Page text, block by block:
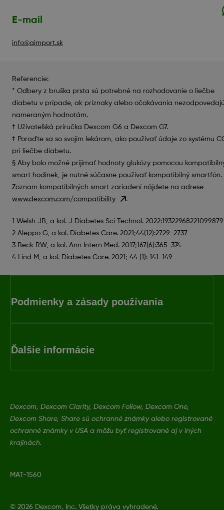
E-mail
info@aimport.sk
Referencie:
* Odbery z bruška prsta sú potrebné na rozhodovanie o liečbe
diabetu v prípade, ak príznaky alebo očakávania
nameraným hodnotám.
† Užívateľská príručka Dexcom G6 a Dexcom G7.
‡ Poraďte sa so svojím lekárom, ako používať údaje zo systému
pri liečbe diabetu.
§ Aby bolo možné prijímať hodnoty glukózy pomocou
smart hodinek, je nutné súčasne používať kompatibilný smartfón.
Zoznam kompatibilných smart zariadení nájdete na adrese
www.dexcom.com/compatibility
.
1 Welsh JB, a kol. J Diabetes Sci Technol. 2022:19322968221099879
2 Aleppo G, a kol. Diabetes Care. 2021;44(12):2729-2737
3 Beck RW, a kol. Ann Intern Med. 2017;167(6):365-374
4 Lind M, a kol. Diabetes Care. 2021; 44 (1): 141-149
Podmienky a zásady používania
Ďalšie informácie
Dexcom, Dexcom Clarity, Dexcom Follow, Dexcom One,
Dexcom Share, Share sú ochranné známky alebo registrované
ochranné známky v USA a môžu byť registrované aj v iných
krajinách.
MAT-1560
© 2026 Dexcom, Inc. Všetky práva vyhradené.